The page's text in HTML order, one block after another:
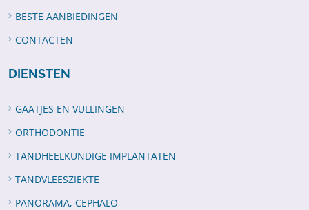
BESTE AANBIEDINGEN
CONTACTEN
DIENSTEN
GAATJES EN VULLINGEN
ORTHODONTIE
TANDHEELKUNDIGE IMPLANTATEN
TANDVLEESZIEKTE
PANORAMA, CEPHALO